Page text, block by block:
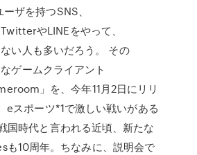
ザを持つSNS、
やLINEをやって、
い人も多いだろう。 その
ゲームクライアント
」を、今年11月2日にリリ
eスポーツ*1で激しい戦いがある
国時代と言われる近頃、新たな
も10周年。ちなみに、説明会で